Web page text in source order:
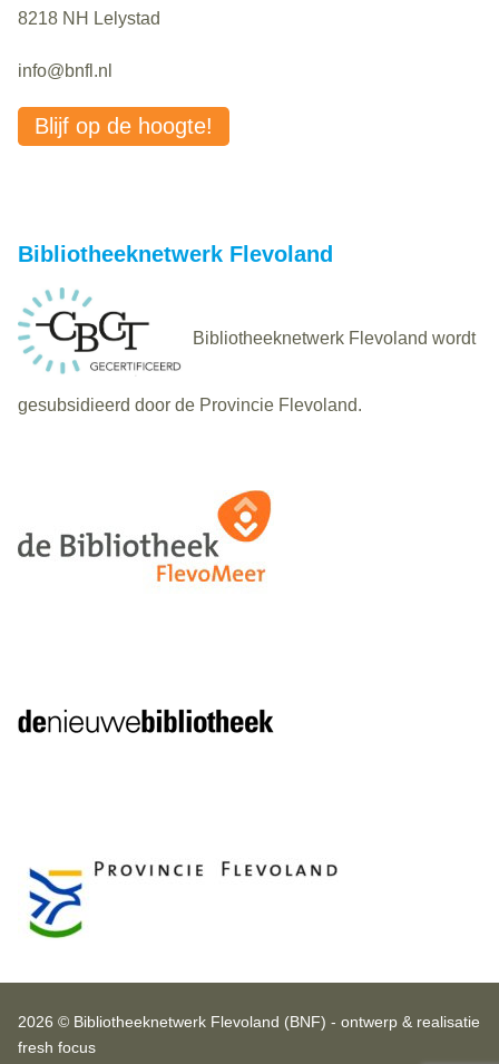
8218 NH Lelystad
info@bnfl.nl
Blijf op de hoogte!
Bibliotheeknetwerk Flevoland
Bibliotheeknetwerk Flevoland wordt
gesubsidieerd door de Provincie Flevoland.
2026 © Bibliotheeknetwerk Flevoland (BNF) - ontwerp & realisatie
fresh focus